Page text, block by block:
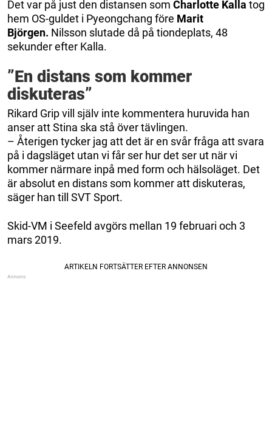
Det var på just den distansen som Charlotte Kalla tog
hem OS-guldet i Pyeongchang före Marit
Björgen. Nilsson slutade då på tiondeplats, 48
sekunder efter Kalla.
”En distans som kommer
diskuteras”
Rikard Grip vill själv inte kommentera huruvida han
anser att Stina ska stå över tävlingen.
– Återigen tycker jag att det är en svår fråga att svara
på i dagsläget utan vi får ser hur det ser ut när vi
kommer närmare inpå med form och hälsoläget. Det
är absolut en distans som kommer att diskuteras,
säger han till SVT Sport.
Skid-VM i Seefeld avgörs mellan 19 februari och 3
mars 2019.